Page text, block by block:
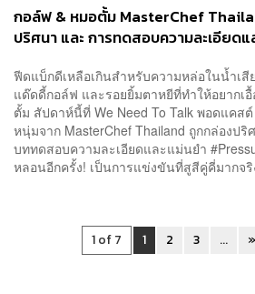
กอล์ฟ & หมอตั้ม MasterChef
ปริศนา และ การทดสอบความละเอียด
ฟีดแบ็กดีเหลือเกินสำหรับความหล่อในน้ำเสี
แด๊ดดี้กอล์ฟ และรอยยิ้มตาหยีที่ทำให้อยากเ
ตั้ม สัปดาห์นี้ที่ We Need To Talk พอดแคส
หนุ่มจาก MasterChef Thailand ถูกกล่องปริ
บททดสอบความละเอียดและแม่นยำ
หลอนอีกครั้ง! เป็นการแข่งขันที่สูสีคู่คี่มากจริ
1 of 7 1 2 3 ... »